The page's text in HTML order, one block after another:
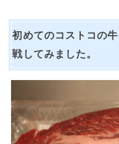
初めてのコストコの
戦してみました。